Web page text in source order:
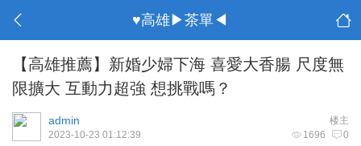
♥高雄▶茶單◀
【高雄推薦】新婚少婦下海 喜愛大香腸 尺度無
限擴大 互動力超強 想挑戰嗎？
楼主
admin
1696 0
2023-10-23 01:12:39